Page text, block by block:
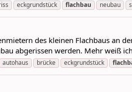
eckgrundstück flachbau neubau
des kleinen Flachbaus an
abgerissen werden. Mehr weiß
autohaus brücke eckgrundstück